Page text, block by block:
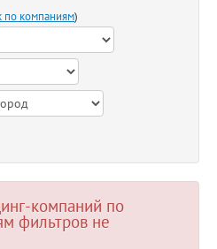
по компаниям)
компаний по
фильтров не